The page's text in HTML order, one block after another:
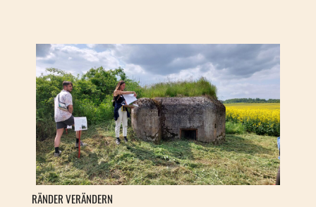
RÄNDER VERÄNDERN